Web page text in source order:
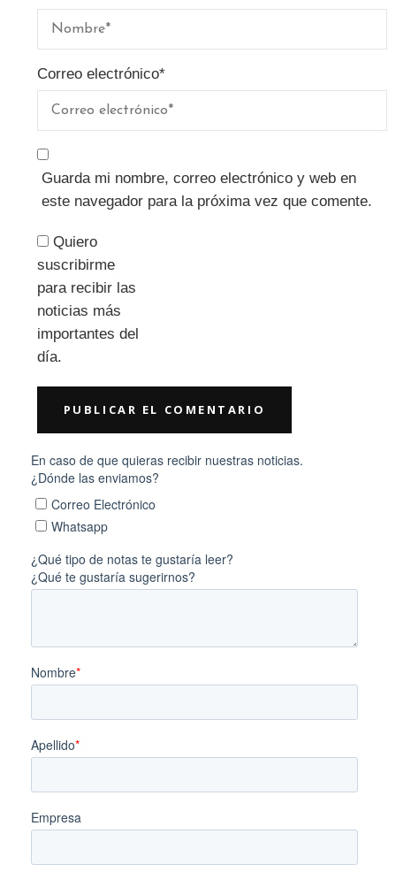
Correo electrónico*
Guarda mi nombre, correo electrónico y web en
este navegador para la próxima vez que comente.
Quiero
suscribirme
para recibir las
noticias más
importantes del
día.